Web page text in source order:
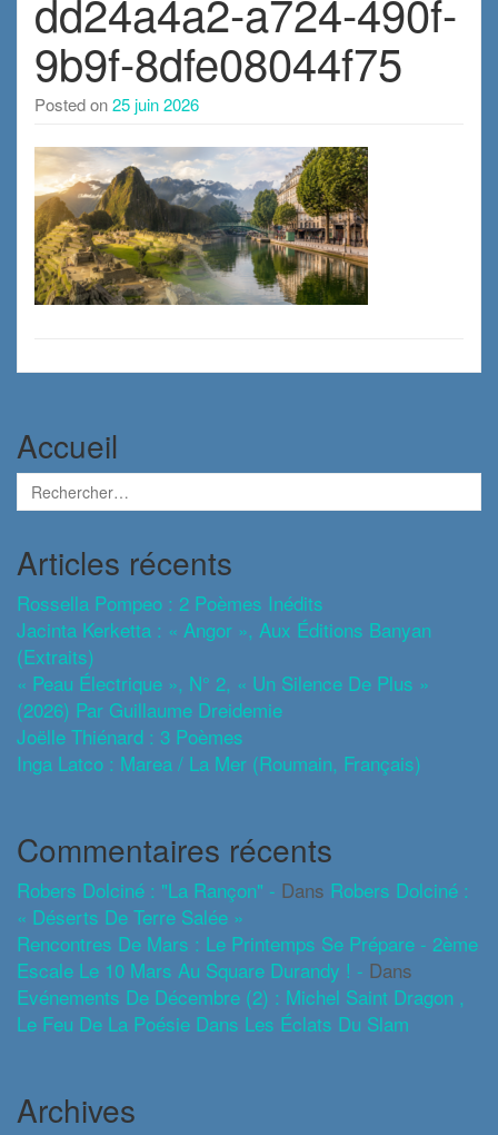
dd24a4a2-a724-490f-
9b9f-8dfe08044f75
Posted on25 juin 2026
Accueil
Articles récents
Rossella Pompeo : 2 Poèmes Inédits
Jacinta Kerketta : « Angor », Aux Éditions Banyan
(extraits)
« Peau Électrique », N° 2, « Un Silence De Plus »
(2026) Par Guillaume Dreidemie
Joëlle Thiénard : 3 Poèmes
Inga Latco : Marea / La Mer (roumain, Français)
Commentaires récents
Robers Dolciné : "La Rançon" - Dans Robers Dolciné :
« Déserts De Terre Salée »
Rencontres De Mars : Le Printemps Se Prépare - 2ème
Escale Le 10 Mars Au Square Durandy ! - Dans
Evénements De Décembre (2) : Michel Saint Dragon ,
Le Feu De La Poésie Dans Les Éclats Du Slam
Archives